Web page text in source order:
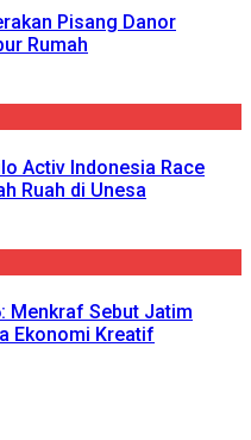
Pisang Danor
Rumah
Activ Indonesia Race
Ruah di Unesa
Menkraf Sebut Jatim
Ekonomi Kreatif